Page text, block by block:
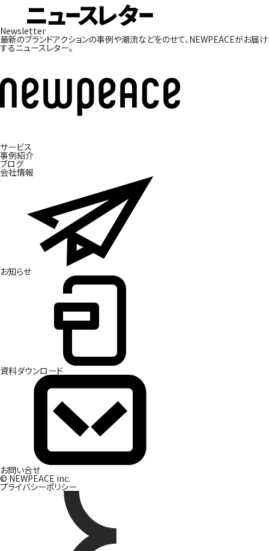
Newsletter
最新のブランドアクションの事例や潮流などをのせて、 NEWPEACEがお届け
するニュースレター。
サービス
ブランド開
事例紹介
ブログ
会社情報
お知らせ
資料ダウンロード
お問い合せ
© NEWPEACE inc.
プライバシーポリシー